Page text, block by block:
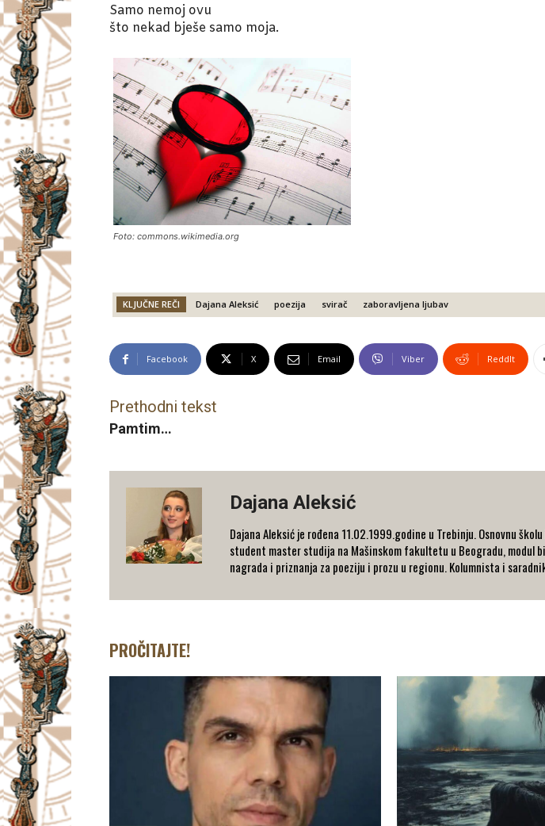
Samo nemoj ovu
što nekad bješe samo moja.
Foto: commons.wikimedia.org
KLJUČNE REČI Dajana Aleksić poezija svirač zaboravljena ljubav
Facebook X Email Viber ReddIt
Prethodni tekst
Pamtim…
Dajana Aleksić
Dajana Aleksić je rođena 11.02.1999.godine u Trebinju. Osnovnu
student master studija na Mašinskom fakultetu u Beogradu, modul
nagrada i priznanja za poeziju i prozu u regionu. Kolumnista i
PROČITAJTE!